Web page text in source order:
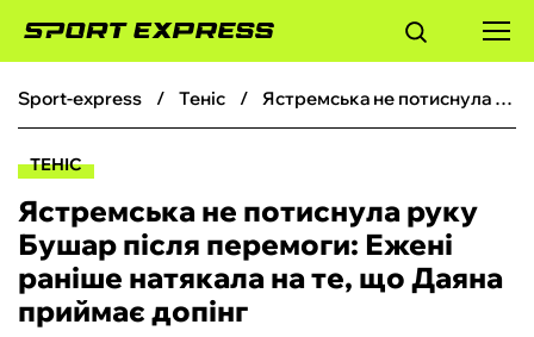
ФУТБОЛ
БОКС
ХОКЕЙ
sport-express теніс Ястремська не потиснула руку Бушар після перемоги: Ежені раніше натякала на те, що Даяна приймає допінг
ТЕНІС
Ястремська не потиснула руку
Бушар після перемоги: Ежені
раніше натякала на те, що Даяна
приймає допінг